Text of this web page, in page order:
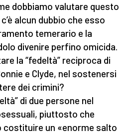
dobbiamo valutare questo
alcun dubbio che esso
temerario e la
divenire perfino omicida.
la “fedeltà” reciproca di
e Clyde, nel sostenersi
dei crimini?
di due persone nel
piuttosto che
costituire un «enorme salto